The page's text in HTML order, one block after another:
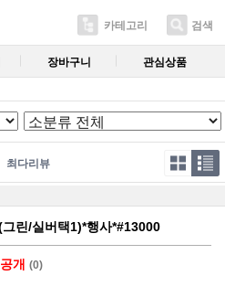
카테고리 검색
장바구니 관심상품
최다리뷰
린/실버택1)*행사*#13000
개 (0)